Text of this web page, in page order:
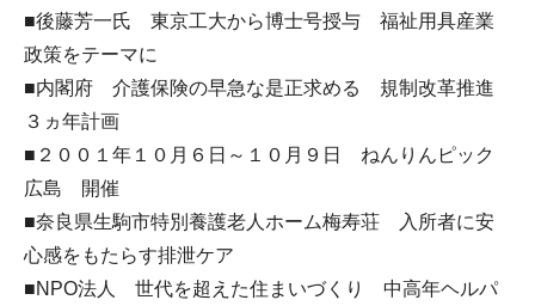
■後藤芳一氏 東京工大から博士号授与 福祉用具産業
政策をテーマに
■内閣府 介護保険の早急な是正求める 規制改革推進
３ヵ年計画
■２００１年１０月６日～１０月９日 ねんりんピック
広島 開催
■奈良県生駒市特別養護老人ホーム梅寿荘 入所者に安
心感をもたらす排泄ケア
■NPO法人 世代を超えた住まいづくり 中高年ヘルパ